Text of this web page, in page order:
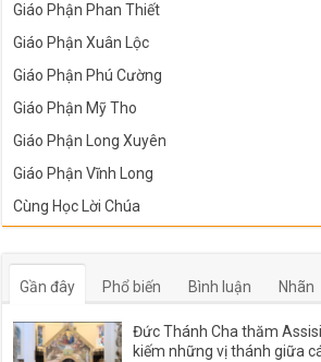
Giáo Phận Phan Thiết
Giáo Phận Xuân Lộc
Giáo Phận Phú Cường
Giáo Phận Mỹ Tho
Giáo Phận Long Xuyên
Giáo Phận Vĩnh Long
Cùng Học Lời Chúa
Gần đây Phổ biến Bình luận Nhãn
Đức Thánh Cha thăm
kiếm những vị thánh giữa